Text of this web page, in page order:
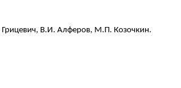
Грицевич, В.И. Алферов, М.П. Козочкин.